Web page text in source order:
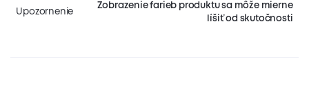
Upozornenie
Zobrazenie farieb produktu sa môže mierne
líšiť od skutočnosti